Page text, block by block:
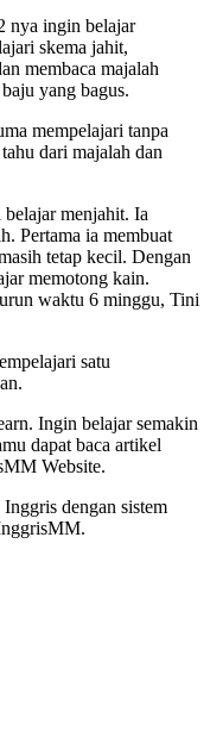
nya ingin belajar
skema jahit,
membaca majalah
yang bagus.
mempelajari tanpa
dari majalah dan
menjahit. Ia
Pertama ia membuat
tetap kecil. Dengan
memotong kain.
waktu 6 minggu, Tini
satu
Ingin belajar semakin
dapat baca artikel
Website.
dengan sistem